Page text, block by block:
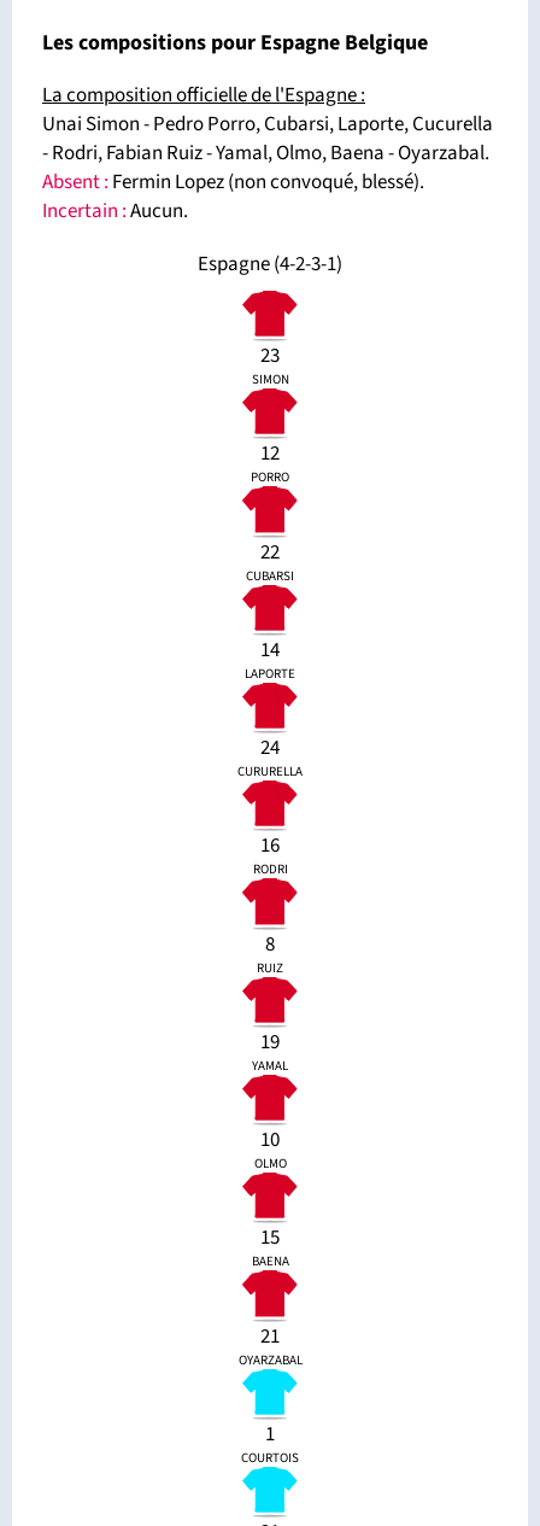
Les compositions pour Espagne Belgique
La composition officielle de l'Espagne:
Unai Simon - Pedro Porro, Cubarsi, Laporte, Cucurella
- Rodri, Fabian Ruiz - Yamal, Olmo, Baena - Oyarzabal.
Absent : Fermin Lopez (non convoqué, blessé).
Incertain :Aucun.
Espagne (4-2-3-1)
23
SIMON
12
PORRO
22
CUBARSI
14
LAPORTE
24
CURURELLA
16
RODRI
8
RUIZ
19
YAMAL
10
OLMO
15
BAENA
21
OYARZABAL
1
COURTOIS